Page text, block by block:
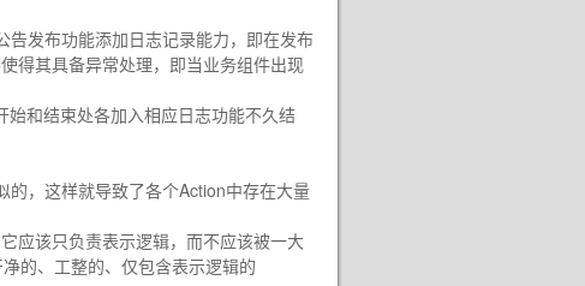
发布功能添加日志记录能力，即在发布
得其具备异常处理，即当业务组件出现
和结束处各加入相应日志功能不久结
，这样就导致了各个Action中存在大量
该只负责表示逻辑，而不应该被一大
的、工整的、仅包含表示逻辑的